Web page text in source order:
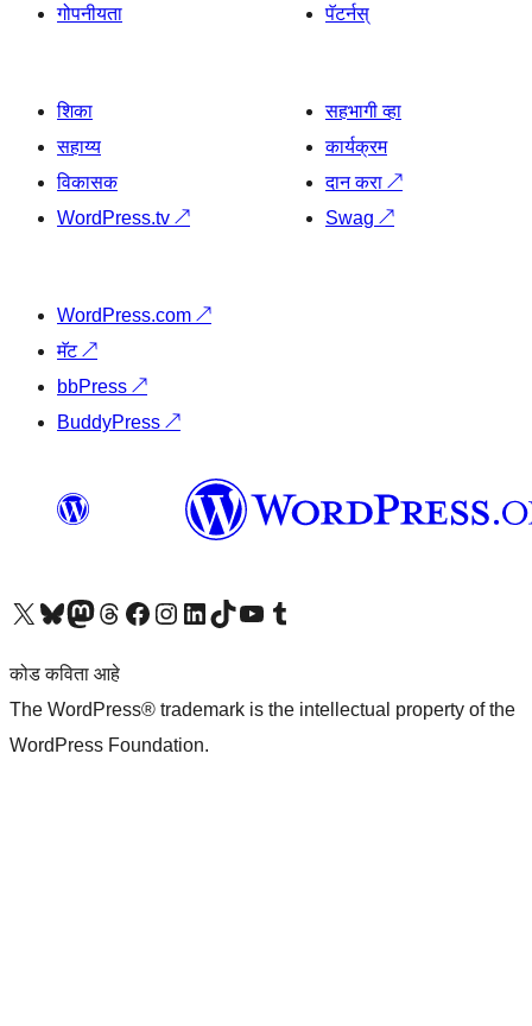
गोपनीयता
पॅटर्नस्
शिका
सहाय्य
विकासक
WordPress.tv ↗
सहभागी व्हा
कार्यक्रम
दान करा ↗
Swag ↗
WordPress.com ↗
मॅट↗
bbPress ↗
BuddyPress ↗
आमच्या X (एक्स) (पूर्वीचे ट्विटर) खात्याला भेट द्या आमच्या ब्लूस्की खात्याला भेट द्या.आमच्या Mastodon खात्याला भेट द्या.आमच्या थ्रेड्स खात्याला भेट द्या. आमच्या फेसबुक पेजला भेट द्या आमच्या इंस्टाग्राम खात्याला भेट द्या आमच्या लिंक्डइन खात्याला भेट द्या आमच्या टिकटॉक अकाउंटला भेट द्या.आमच्या यूट्यूब चॅनेलला भेट द्या आमच्या टंबलर खात्याला भेट द्या.
कोड कविता आहे
The WordPress® trademark is the intellectual property of the
WordPress Foundation.